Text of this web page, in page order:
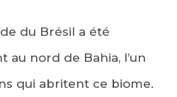
du Brésil a été
nord de Bahia, l’un
qui abritent ce biome.